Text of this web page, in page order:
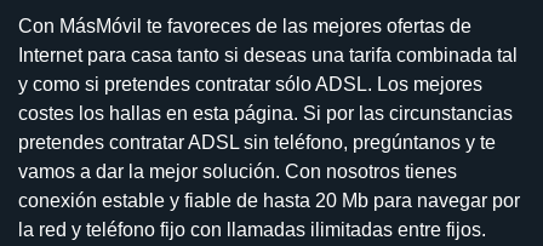
Con MásMóvil te favoreces de las mejores ofertas de
Internet para casa tanto si deseas una tarifa combinada tal
y como si pretendes contratar sólo ADSL. Los mejores
costes los hallas en esta página. Si por las circunstancias
pretendes contratar ADSL sin teléfono, pregúntanos y te
vamos a dar la mejor solución. Con nosotros tienes
conexión estable y fiable de hasta 20 Mb para navegar por
la red y teléfono fijo con llamadas ilimitadas entre fijos.